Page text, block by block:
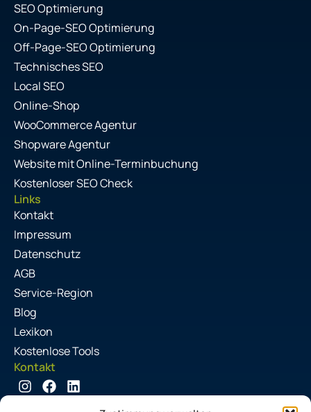
SEO Optimierung
On-Page-SEO Optimierung
Off-Page-SEO Optimierung
Technisches SEO
Local SEO
Online-Shop
WooCommerce Agentur
Shopware Agentur
Website mit Online-Terminbuchung
Kostenloser SEO Check
Links
Kontakt
Impressum
Datenschutz
AGB
Service-Region
Blog
Lexikon
Kostenlose Tools
Kontakt
I
n
F
a
L
i